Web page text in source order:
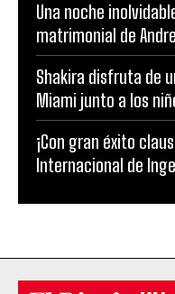
Una noche
matrimonial de
Shakira disfruta de
Miami junto a los
¡Con gran éxito
Internacional de